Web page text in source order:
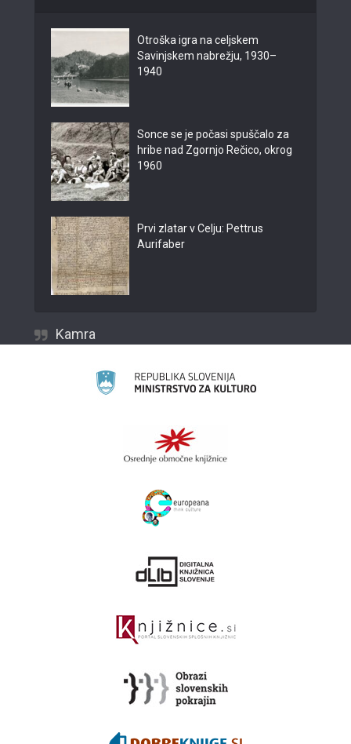
Otroška igra na celjskem
Savinjskem nabrežju, 1930–
1940
Sonce se je počasi spuščalo za
hribe nad Zgornjo Rečico, okrog
1960
Prvi zlatar v Celju: Pettrus
Aurifaber
Kamra